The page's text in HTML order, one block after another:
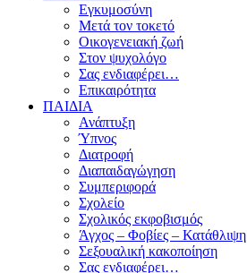
Εγκυμοσύνη
Μετά τον τοκετό
Οικογενειακή ζωή
Στον ψυχολόγο
Σας ενδιαφέρει…
Επικαιρότητα
ΠΑΙΔΙΑ
Ανάπτυξη
Ύπνος
Διατροφή
Διαπαιδαγώγηση
Συμπεριφορά
Σχολείο
Σχολικός εκφοβισμός
Άγχος – Φοβίες – Κατάθλιψη
Σεξουαλική κακοποίηση
Σας ενδιαφέρει…